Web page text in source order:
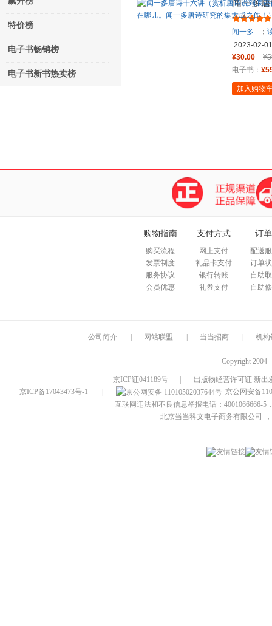
特价榜
电子书畅销榜
电子书新书热卖榜
闻一多
看闻一
闻一多 ；
2023-02-01
¥30.00
电子书：
加入购物
购物指南
购买流程
发票制度
服务协议
会员优惠
支付方式
网上支付
礼品卡支付
银行转账
礼券支付
订
配送
订单
自助
自助
公司简介 网站联盟 当当招商 机构
Copyright 2004
京ICP证041189号
出版物经营许可证 新出
京ICP备17043473号-1
京公网安备
互联网违法和不良信息举报电话：4001066666-5
北京当当科文电子商务有限公司